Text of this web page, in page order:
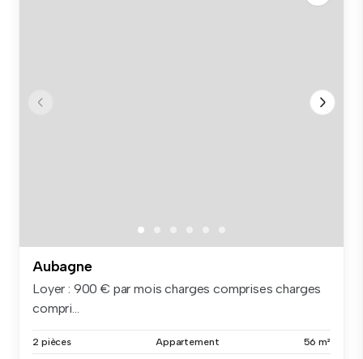
Aubagne
Loyer : 900 € par mois charges comprises charges
compri...
2 pièces Appartement 56 m²